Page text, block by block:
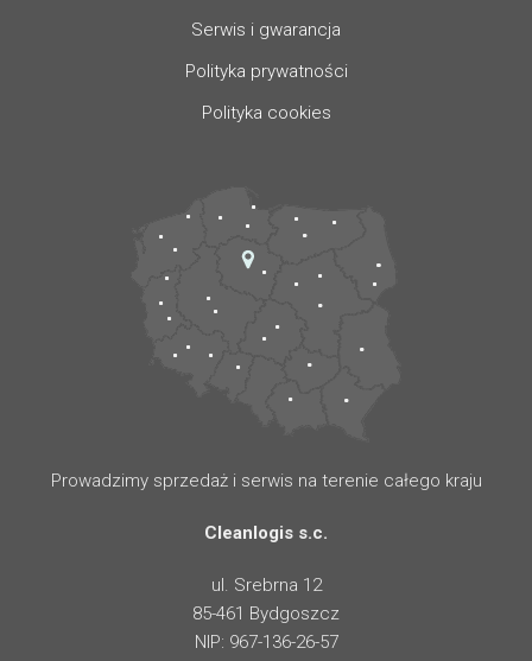
Serwis i gwarancja
Polityka prywatności
Polityka cookies
Prowadzimy sprzedaż i serwis na terenie całego kraju
Cleanlogis s.c.
ul. Srebrna 12
85-461 Bydgoszcz
NIP: 967-136-26-57